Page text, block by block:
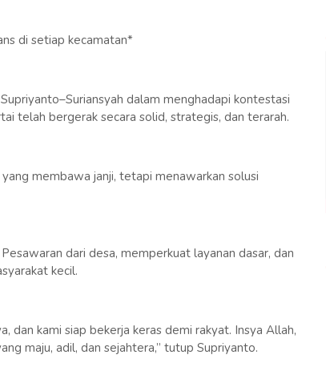
di setiap kecamatan*
dalam menghadapi kontestasi
telah bergerak secara solid, strategis, dan terarah.
membawa janji, tetapi menawarkan solusi
dari desa, memperkuat layanan dasar, dan
kecil.
dan kami siap bekerja keras demi rakyat. Insya Allah,
maju, adil, dan sejahtera,” tutup Supriyanto.